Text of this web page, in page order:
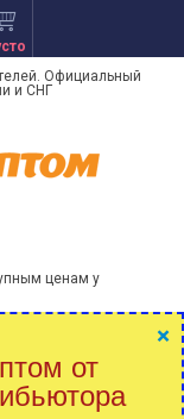
Официальный
и СНГ
ценам у
×
от